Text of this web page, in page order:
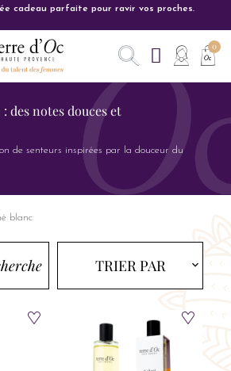
cadeau parfaite pour ravir vos proches.
des notes douces et
de senteurs inspirées par la douceur du
blanc
TRIER PAR expand_more